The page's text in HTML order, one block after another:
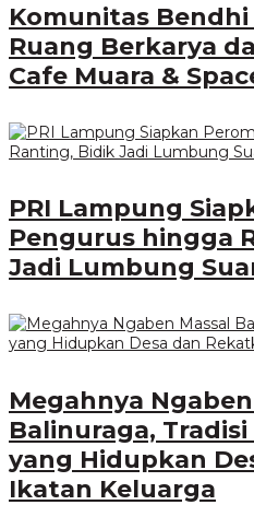
Komunitas
Ruang Berkarya
Cafe Muara &
PRI Lampung
Pengurus hingga
Jadi Lumbung
Megahnya
Balinuraga,
yang Hidupkan
Ikatan Keluarga